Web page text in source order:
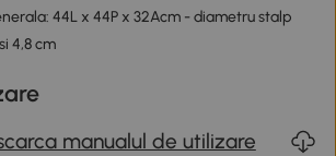
44L x 44P x 32Acm - diametru stalp
4,8 cm
manualul de utilizare